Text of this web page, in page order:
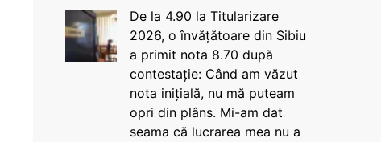
De la 4.90 la Titularizare
2026, o învățătoare din Sibiu
a primit nota 8.70 după
contestație: Când am văzut
nota inițială, nu mă puteam
opri din plâns. Mi-am dat
seama că lucrarea mea nu a